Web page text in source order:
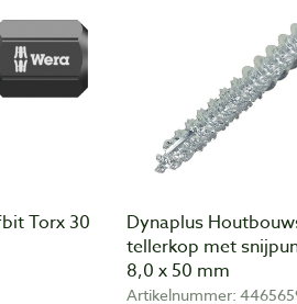
Torx 30
Dynaplus
tellerkop met
8,0 x 50 mm
Artikelnummer: